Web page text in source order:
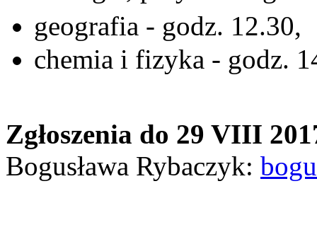
geografia - godz. 12.30,
chemia i fizyka - godz.
Zgłoszenia do 29 VIII
Bogusława Rybaczyk: